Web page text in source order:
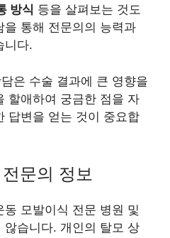
방식 등을 살펴보는 것도
통해 전문의의 능력과
니다.
은 수술 결과에 큰 영향을
할애하여 궁금한 점을 자
답변을 얻는 것이 중요합
문의 정보
모발이식 전문 병원 및
않습니다. 개인의 탈모 상